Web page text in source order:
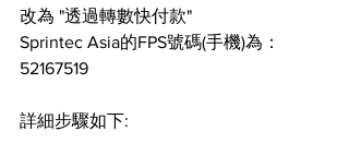
改為 "透過轉數快付款"
Sprintec Asia的FPS號碼(手機)為：
52167519
詳細步驟如下: